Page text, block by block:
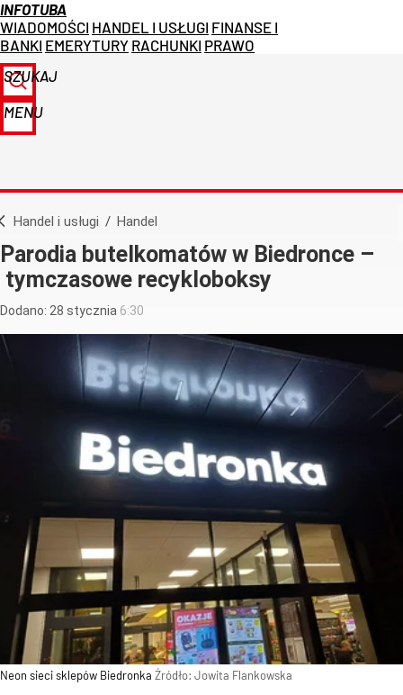
INFOTUBA
WIADOMOŚCI HANDEL I USŁUGI FINANSE I
BANKI EMERYTURY RACHUNKI PRAWO
SZUKAJ
MENU
Handel i usługi / Handel
Parodia butelkomatów w Biedronce –
tymczasowe recykloboksy
Dodano: 28 stycznia 6:30
Neon sieci sklepów Biedronka Źródło: Jowita Flankowska